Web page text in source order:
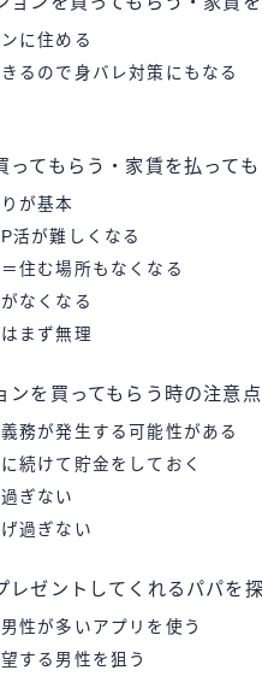
に住める
るので身バレ対策にもなる
ってもらう・家賃を払って
が基本
活が難しくなる
住む場所もなくなる
なくなる
まず無理
ンを買ってもらう時の注意点
務が発生する可能性がある
続けて貯金をしておく
ぎない
過ぎない
レゼントしてくれるパパを
性が多いアプリを使う
する男性を狙う